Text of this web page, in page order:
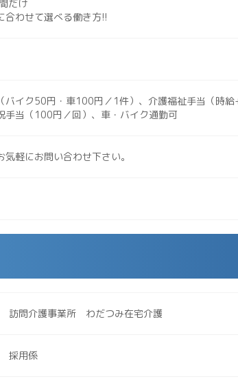
だけ
合わせて選べる働き方!!
バイク50円・車100円／1件）、介護福祉手当（時
（100円／回）、車・バイク通勤可
気軽にお問い合わせ下さい。
訪問介護事業所 わだつみ在宅介護
採用係